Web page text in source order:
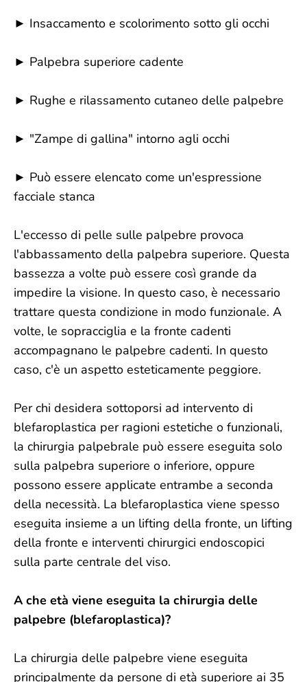
► Insaccamento e scolorimento sotto gli occhi
► Palpebra superiore cadente
► Rughe e rilassamento cutaneo delle palpebre
► "Zampe di gallina" intorno agli occhi
► Può essere elencato come un'espressione
facciale stanca
L'eccesso di pelle sulle palpebre provoca
l'abbassamento della palpebra superiore. Questa
bassezza a volte può essere così grande da
impedire la visione. In questo caso, è necessario
trattare questa condizione in modo funzionale. A
volte, le sopracciglia e la fronte cadenti
accompagnano le palpebre cadenti. In questo
caso, c'è un aspetto esteticamente peggiore.
Per chi desidera sottoporsi ad intervento di
blefaroplastica per ragioni estetiche o funzionali,
la chirurgia palpebrale può essere eseguita solo
sulla palpebra superiore o inferiore, oppure
possono essere applicate entrambe a seconda
della necessità. La blefaroplastica viene spesso
eseguita insieme a un lifting della fronte, un lifting
della fronte e interventi chirurgici endoscopici
sulla parte centrale del viso.
A che età viene eseguita la chirurgia delle
palpebre (blefaroplastica)?
La chirurgia delle palpebre viene eseguita
principalmente da persone di età superiore ai 35